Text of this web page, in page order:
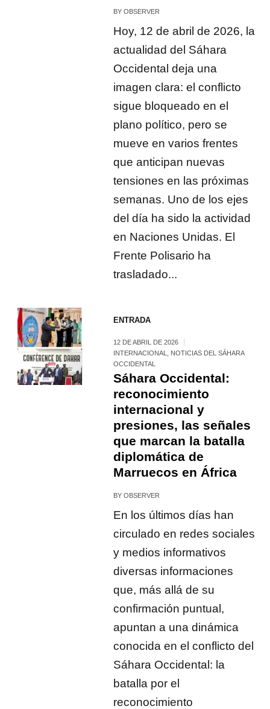
BYOBSERVER
Hoy, 12 de abril de 2026, la
actualidad del Sáhara
Occidental deja una
imagen clara: el conflicto
sigue bloqueado en el
plano político, pero se
mueve en varios frentes
que anticipan nuevas
tensiones en las próximas
semanas. Uno de los ejes
del día ha sido la actividad
en Naciones Unidas. El
Frente Polisario ha
trasladado...
ENTRADA
12 DE ABRIL DE 2026
INTERNACIONAL
NOTICIAS DEL SÁHARA
OCCIDENTAL
Sáhara Occidental:
reconocimiento
internacional y
presiones, las señales
que marcan la batalla
diplomática de
Marruecos en África
BYOBSERVER
En los últimos días han
circulado en redes sociales
y medios informativos
diversas informaciones
que, más allá de su
confirmación puntual,
apuntan a una dinámica
conocida en el conflicto del
Sáhara Occidental: la
batalla por el
reconocimiento